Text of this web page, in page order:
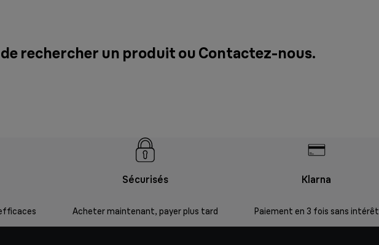
de rechercher un produit ou Contactez-nous.
Sécurisés
Acheter maintenant, payer plus tard
Klarna
Paiement en 3 fois sans intérêt